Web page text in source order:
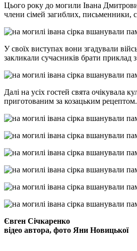
Цього року до могили Івана
члени сімей загиблих, письменники,
У своїх виступах вони згадували
закликали сучасників брати приклад
Далі на усіх гостей свята очікувала
приготованим за козацьким
Євген Січкаренко
відео автора, фото Яни Новицької